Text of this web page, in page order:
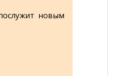
новым